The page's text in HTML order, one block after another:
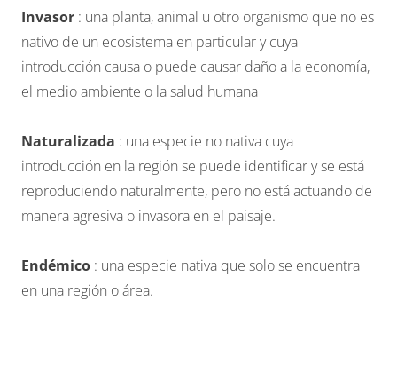
Invasor : una planta, animal u otro organismo que no es
nativo de un ecosistema en particular y cuya
introducción causa o puede causar daño a la economía,
el medio ambiente o la salud humana
Naturalizada : una especie no nativa cuya
introducción en la región se puede identificar y se está
reproduciendo naturalmente, pero no está actuando de
manera agresiva o invasora en el paisaje.
Endémico : una especie nativa que solo se encuentra
en una región o área.